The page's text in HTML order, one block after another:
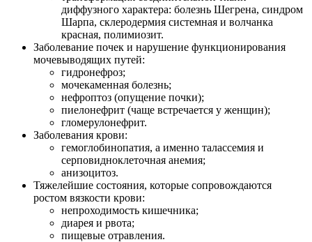
диффузного характера: болезнь Шегрена, синдром
Шарпа, склеродермия системная и волчанка
красная, полимиозит.
Заболевание почек и нарушение функционирования
мочевыводящих путей:
гидронефроз;
мочекаменная болезнь;
нефроптоз (опущение почки);
пиелонефрит (чаще встречается у женщин);
гломерулонефрит.
Заболевания крови:
гемоглобинопатия, а именно талассемия и
серповидноклеточная анемия;
анизоцитоз.
Тяжелейшие состояния, которые сопровождаются
ростом вязкости крови:
непроходимость кишечника;
диарея и рвота;
пищевые отравления.